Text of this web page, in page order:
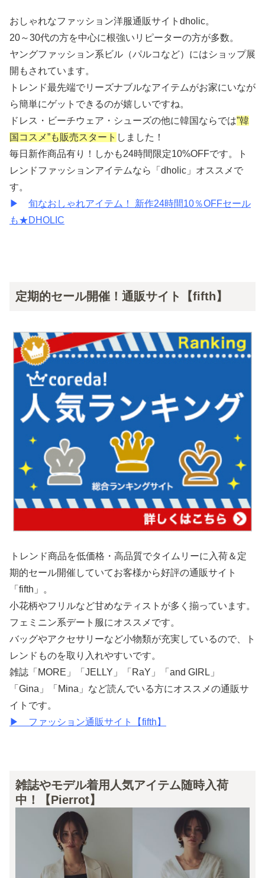
おしゃれなファッション洋服通販サイトdholic。
20～30代の方を中心に根強いリピーターの方が多数。
ヤングファッション系ビル（パルコなど）にはショップ展
開もされています。
トレンド最先端でリーズナブルなアイテムがお家にいなが
ら簡単にゲットできるのが嬉しいですね。
ドレス・ビーチウェア・シューズの他に韓国ならでは”韓
国コスメ”も販売スタート しました！
毎日新作商品有り！しかも24時間限定10%OFFです。ト
レンドファッションアイテムなら「dholic」オススメで
す。
▶︎ 旬なおしゃれアイテム！ 新作24時間10％OFFセール
も★DHOLIC
定期的セール開催！通販サイト【fifth】
トレンド商品を低価格・高品質でタイムリーに入荷＆定
期的セール開催していてお客様から好評の通販サイト
「fifth」。
小花柄やフリルなど甘めなティストが多く揃っています。
フェミニン系デート服にオススメです。
バッグやアクセサリーなど小物類が充実しているので、ト
レンドものを取り入れやすいです。
雑誌「MORE」「JELLY」「RaY」「and GIRL」
「Gina」「Mina」など読んでいる方にオススメの通販サ
イトです。
▶ ファッション通販サイト【fifth】
雑誌やモデル着用人気アイテム随時入荷
中！【Pierrot】